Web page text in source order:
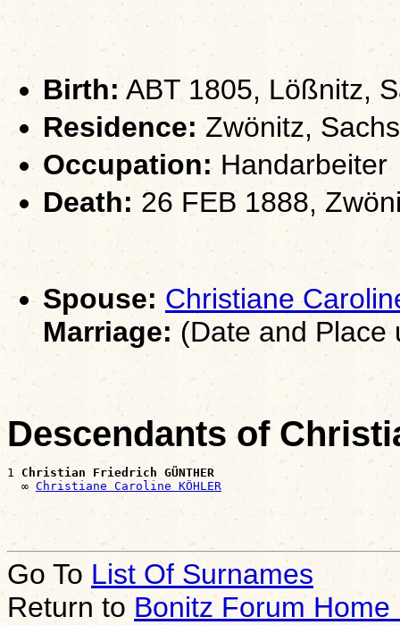
Birth:ABT 1805, Lößnitz,
Residence: Zwönitz,
Occupation: Handarbeiter
Death: 26 FEB 1888,
Spouse: Christiane
Marriage: (Date and Place
Descendants of
1 Christian Friedrich GÜNTHER
  ∞
Christiane Caroline KÖHLER
Go To List Of Surnames
Return to Bonitz Forum Home